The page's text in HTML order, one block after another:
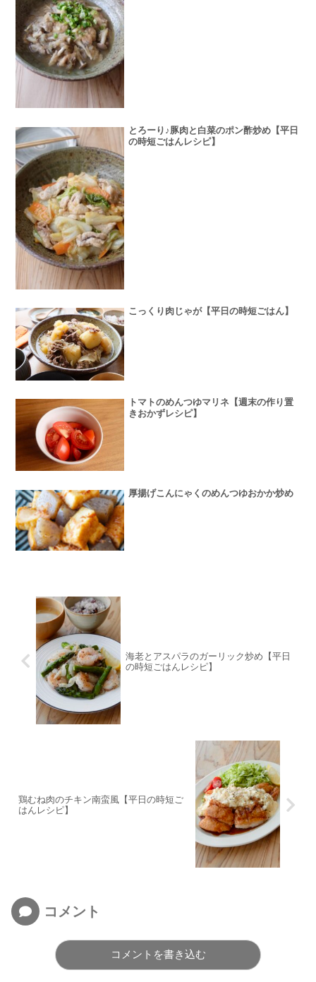
とろーり♪豚肉と白菜のポン酢炒め【平日
の時短ごはんレシピ】
こっくり肉じゃが【平日の時短ごはん】
トマトのめんつゆマリネ【週末の作り置
きおかずレシピ】
厚揚げこんにゃくのめんつゆおかか炒め
海老とアスパラのガーリック炒め【平日
の時短ごはんレシピ】
鶏むね肉のチキン南蛮風【平日の時短ご
はんレシピ】
コメント
コメントを書き込む